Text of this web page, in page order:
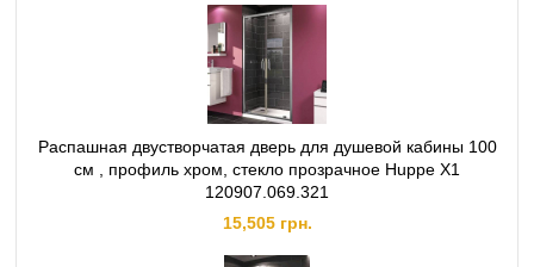
Распашная двустворчатая дверь для душевой кабины 100
см , профиль хром, стекло прозрачное Huppe X1
120907.069.321
15,505 грн.